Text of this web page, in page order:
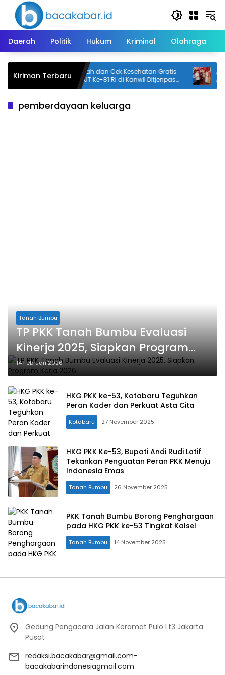
Langsung
konten
Daerah
Politik Hukum Kriminal Olahraga
Kiriman TerbaruDonor Darah dan Cek Kesehatan Gratis
Warnai HUT Ke-81 RI di Kanwil Ditjenpas
Kalteng
pemberdayaan keluarga
Tanah Bumbu
TP PKK Tanah Bumbu Evaluasi
Kinerja 2025, Siapkan Program
Kerja 2026
14 Februari 2026
HKG PKK ke-53, Kotabaru Teguhkan
Peran Kader dan Perkuat Asta Cita
Kotabaru 27 November 2025
HKG PKK Ke-53, Bupati Andi Rudi Latif
Tekankan Penguatan Peran PKK Menuju
Indonesia Emas
Tanah Bumbu 26 November 2025
PKK Tanah Bumbu Borong Penghargaan
pada HKG PKK ke-53 Tingkat Kalsel
Tanah Bumbu 14 November 2025
Gedung Pengacara Jalan Keramat Pulo Lt3 Jakarta
Pusat
redaksi.bacakabar@gmail.com-
bacakabarindonesiagmail.com